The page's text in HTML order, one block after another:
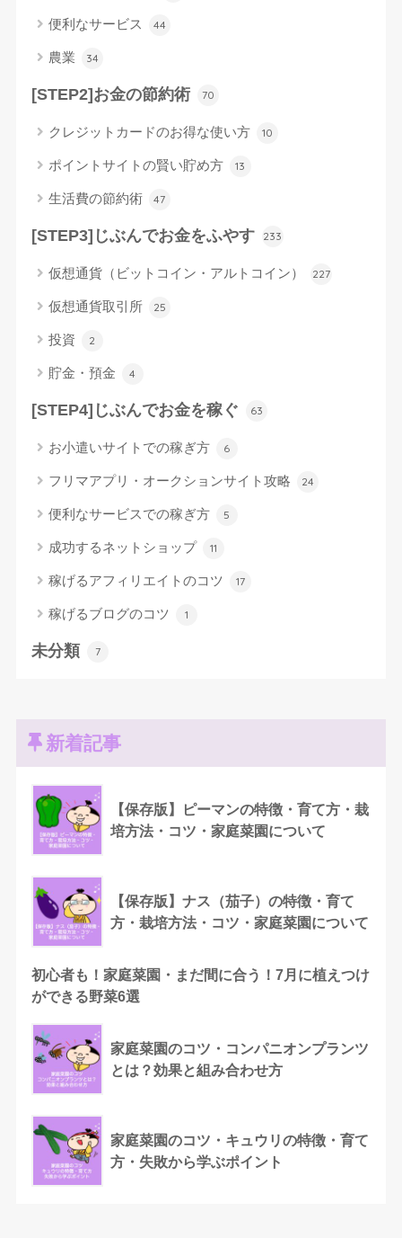
便利なサービス 44
農業 34
[STEP2]お金の節約術 70
クレジットカードのお得な使い方 10
ポイントサイトの賢い貯め方 13
生活費の節約術 47
[STEP3]じぶんでお金をふやす 233
仮想通貨（ビットコイン・アルトコイン） 227
仮想通貨取引所 25
投資 2
貯金・預金 4
[STEP4]じぶんでお金を稼ぐ 63
お小遣いサイトでの稼ぎ方 6
フリマアプリ・オークションサイト攻略 24
便利なサービスでの稼ぎ方 5
成功するネットショップ 11
稼げるアフィリエイトのコツ 17
稼げるブログのコツ 1
未分類 7
新着記事
【保存版】ピーマンの特徴・育て方・栽
培方法・コツ・家庭菜園について
【保存版】ナス（茄子）の特徴・育て
方・栽培方法・コツ・家庭菜園について
初心者も！家庭菜園・まだ間に合う！7月に植えつけ
ができる野菜6選
家庭菜園のコツ・コンパニオンプランツ
とは？効果と組み合わせ方
家庭菜園のコツ・キュウリの特徴・育て
方・失敗から学ぶポイント